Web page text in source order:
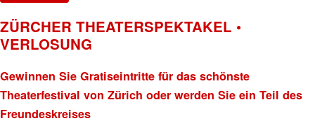
ZÜRCHER THEATERSPEKTAKEL •
VERLOSUNG
Gewinnen Sie Gratiseintritte für das schönste
Theaterfestival von Zürich oder werden Sie ein Teil des
Freundeskreises